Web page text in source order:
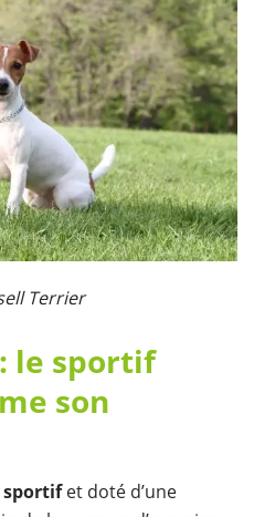
Terrier
le sportif
son
sportifet doté d’une